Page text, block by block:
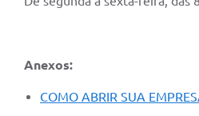
Anexos:
COMO ABRIR SUA